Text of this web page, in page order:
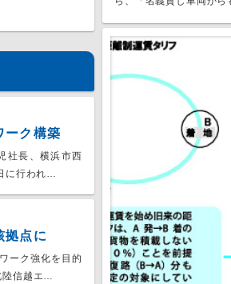
ーク構築
社長、横浜市西
に行われ…
拠点に
ーク強化を目的
信越エ…